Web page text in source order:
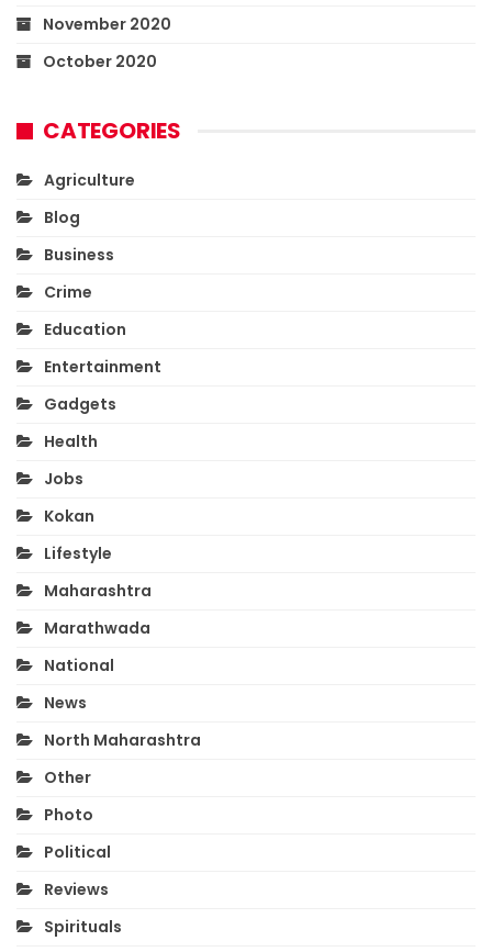
November 2020
October 2020
CATEGORIES
Agriculture
Blog
Business
Crime
Education
Entertainment
Gadgets
Health
Jobs
Kokan
Lifestyle
Maharashtra
Marathwada
National
News
North Maharashtra
Other
Photo
Political
Reviews
Spirituals